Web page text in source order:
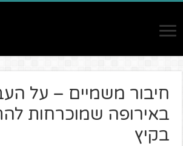
חיבור משמיים – על
באירופה שמוכרחות
בקיץ